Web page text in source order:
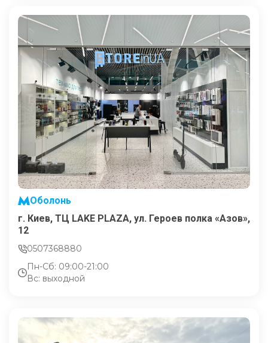
Оболонь
г. Киев, ТЦ LAKE PLAZA, ул. Героев полка «Азов»,
12
0507368880
Пн-Сб: 09:00-21:00
Вс: выходной